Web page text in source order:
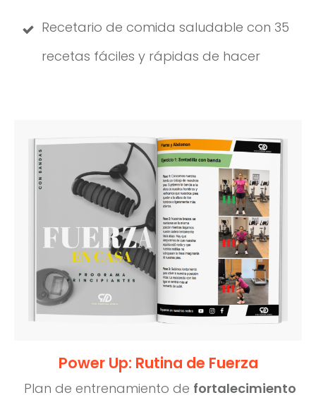
Recetario de comida saludable con 35
recetas fáciles y rápidas de hacer
Power Up: Rutina de Fuerza
Plan de entrenamiento de fortalecimiento